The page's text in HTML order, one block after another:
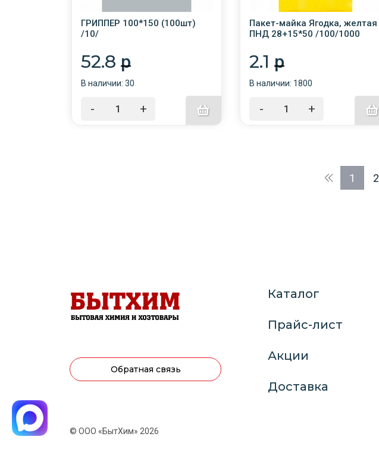
ГРИППЕР 100*150 (100шт)
/10/
52.8 p
В наличии: 30
- +
Пакет-майка Ягодка, желтая
ПНД 28+15*50 /100/1000
2.1p
В наличии: 1800
- +
1 2
Обратная связь
Каталог
Прайс-лист
Акции
Доставка
© ООО «БытХим» 2026